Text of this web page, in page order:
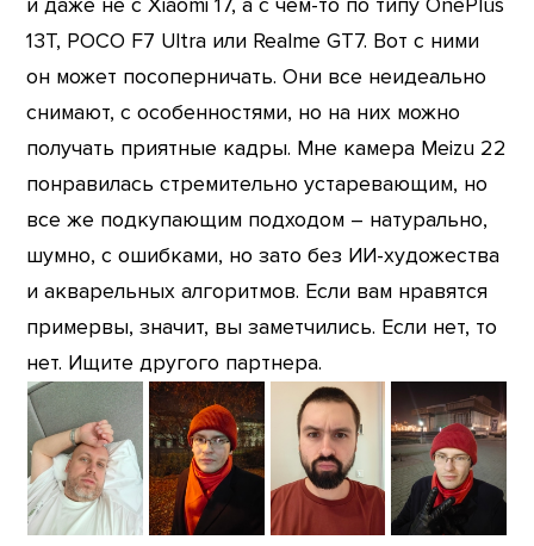
и даже не с Xiaomi 17, а с чем-то по типу OnePlus
13T, POCO F7 Ultra или Realme GT7. Вот с ними
он может посоперничать. Они все неидеально
снимают, с особенностями, но на них можно
получать приятные кадры. Мне камера Meizu 22
понравилась стремительно устаревающим, но
все же подкупающим подходом – натурально,
шумно, с ошибками, но зато без ИИ-художества
и акварельных алгоритмов. Если вам нравятся
примервы, значит, вы заметчились. Если нет, то
нет. Ищите другого партнера.